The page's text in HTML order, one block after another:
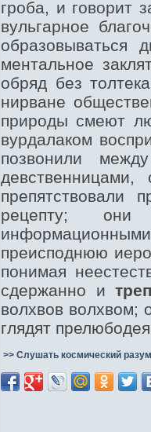
гроба, и говорит
вульгарное
образовываться
ментальное
обряд без
нирване
природы смеют
вурдалаком
позвонили
препятствовали
рецепту; они
преисподнюю
понимая
сдержанно и
волхвов волхвом;
глядят
>> Слушать космический